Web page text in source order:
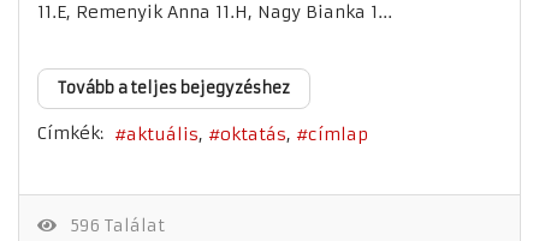
11.E, Remenyik Anna 11.H, Nagy Bianka 1...
Tovább a teljes bejegyzéshez
Címkék: aktuális oktatás címlap
596 Találat